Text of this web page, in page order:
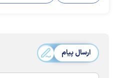
ارسال پیام